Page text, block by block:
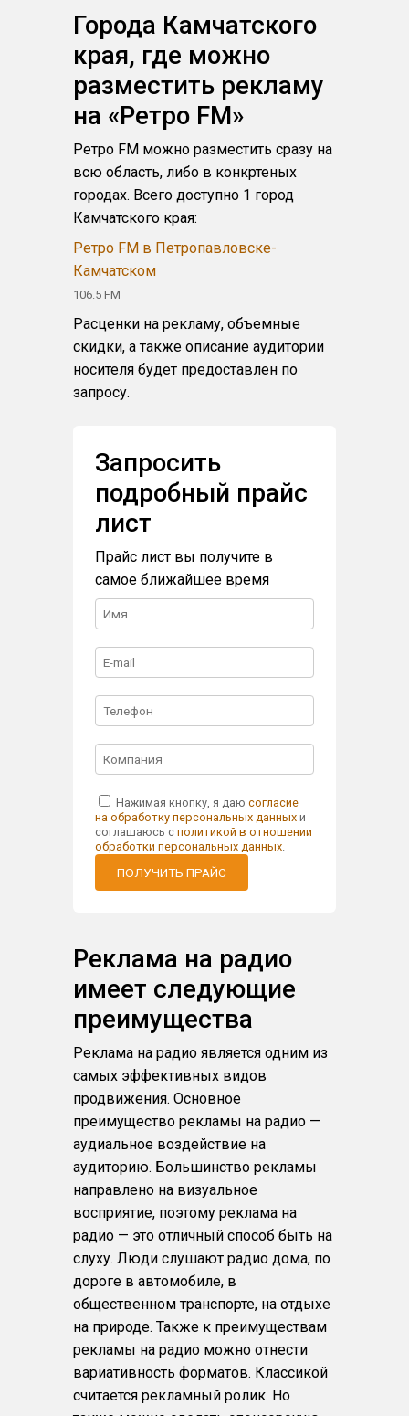
Города Камчатского
края, где можно
разместить рекламу
на «Ретро FM»
Ретро FM можно разместить сразу на
всю область, либо в конкртеных
городах. Всего доступно 1 город
Камчатского края:
Ретро FM в Петропавловске-
Камчатском
106.5 FM
Расценки на рекламу, объемные
скидки, а также описание аудитории
носителя будет предоставлен по
запросу.
Запросить
подробный прайс
лист
Прайс лист вы получите в
самое ближайшее время
Нажимая кнопку, я даюсогласие
на обработку персональных данных и
соглашаюсь сполитикой в отношении
обработки персональных данных
ПОЛУЧИТЬ ПРАЙС
Реклама на радио
имеет следующие
преимущества
Реклама на радио является одним из
самых эффективных видов
продвижения. Основное
преимущество рекламы на радио —
аудиальное воздействие на
аудиторию. Большинство рекламы
направлено на визуальное
восприятие, поэтому реклама на
радио — это отличный способ быть на
слуху. Люди слушают радио дома, по
дороге в автомобиле, в
общественном транспорте, на отдыхе
на природе. Также к преимуществам
рекламы на радио можно отнести
вариативность форматов. Классикой
считается рекламный ролик. Но